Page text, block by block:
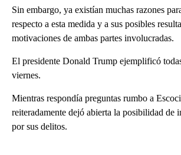
Sin embargo, ya existían muchas razones
respecto a esta medida y a sus posibles
motivaciones de ambas partes involucradas.
El presidente Donald Trump ejemplificó
viernes.
Mientras respondía preguntas rumbo a
reiteradamente dejó abierta la posibilidad de
por sus delitos.